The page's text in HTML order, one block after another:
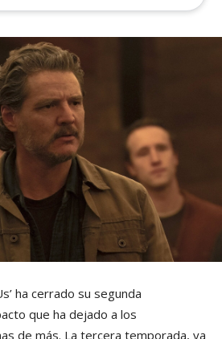
ha cerrado su segunda
que ha dejado a los
de más. La tercera temporada, ya